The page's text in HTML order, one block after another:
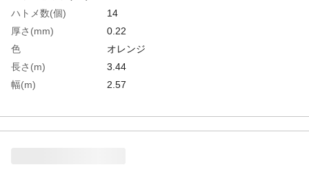
ハトメ数(個)
14
厚さ(mm)
0.22
色
オレンジ
長さ(m)
3.44
幅(m)
2.57
番手(#)
3000